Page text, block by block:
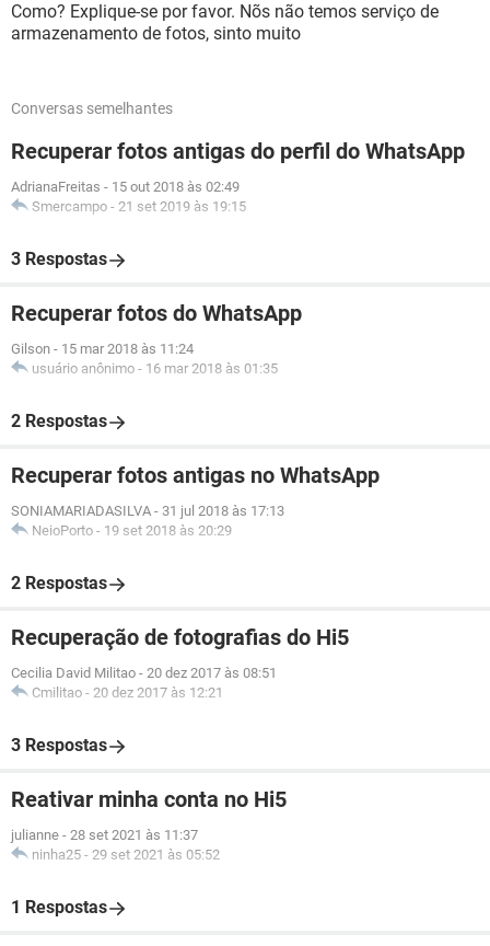
Como? Explique-se por favor. Nõs não temos serviço de
armazenamento de fotos, sinto muito
Conversas semelhantes
Recuperar fotos antigas do perfil do WhatsApp
AdrianaFreitas - 15 out 2018 às 02:49
Smercampo - 21 set 2019 às 19:15
3 Respostas
Recuperar fotos do WhatsApp
Gilson - 15 mar 2018 às 11:24
usuário anônimo - 16 mar 2018 às 01:35
2 Respostas
Recuperar fotos antigas no WhatsApp
SONIAMARIADASILVA - 31 jul 2018 às 17:13
NeioPorto - 19 set 2018 às 20:29
2 Respostas
Recuperação de fotografias do Hi5
Cecilia David Militao - 20 dez 2017 às 08:51
Cmilitao - 20 dez 2017 às 12:21
3 Respostas
Reativar minha conta no Hi5
julianne - 28 set 2021 às 11:37
ninha25 - 29 set 2021 às 05:52
1 Respostas